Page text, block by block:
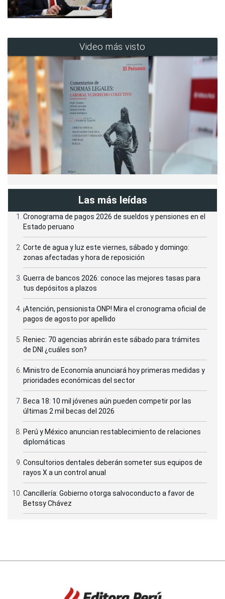
Video más visto
Las más leídas
Cronograma de pagos 2026 de sueldos y pensiones en el
Estado peruano
Corte de agua y luz este viernes, sábado y domingo:
zonas afectadas y hora de reposición
Guerra de bancos 2026: conoce las mejores tasas para
tus depósitos a plazos
¡Atención, pensionista ONP! Mira el cronograma oficial de
pagos de agosto por apellido
Reniec: 70 agencias abrirán este sábado para trámites
de DNI ¿cuáles son?
Ministro de Economía anunciará hoy primeras medidas y
prioridades económicas del sector
Beca 18: 10 mil jóvenes aún pueden competir por las
últimas 2 mil becas del 2026
Perú y México anuncian restablecimiento de relaciones
diplomáticas
Consultorios dentales deberán someter sus equipos de
rayos X a un control anual
Cancillería: Gobierno otorga salvoconducto a favor de
Betssy Chávez